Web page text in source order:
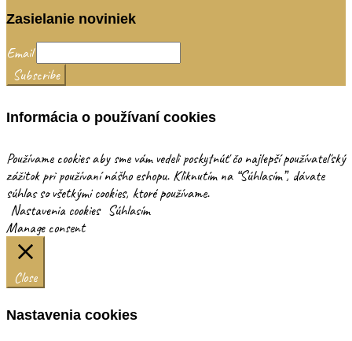
Zasielanie noviniek
Email
Informácia o používaní cookies
Používame cookies aby sme vám vedeli poskytnúť čo najlepší používateľský
zážitok pri používaní nášho eshopu. Kliknutím na “Súhlasím”, dávate
súhlas so všetkými cookies, ktoré používame.
Nastavenia cookies Súhlasím
Manage consent
Close
Nastavenia cookies